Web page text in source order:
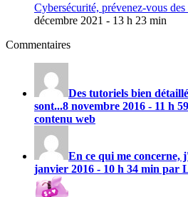
Cybersécurité, prévenez-vous
décembre 2021 - 13 h 23 min
Commentaires
Des tutoriels bien
sont...8 novembre 2016 - 11 h
contenu web
En ce qui me concerne,
janvier 2016 - 10 h 34 min par